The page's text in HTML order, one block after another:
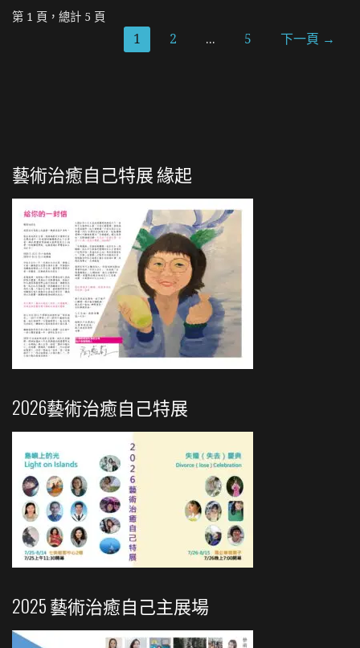
[文
第 1 頁，總計 5 頁
1 2 ... 5 下一頁 →
藝術治癒自己特展 緣起
2026藝術治癒自己特展
2025 藝術治癒自己主展場